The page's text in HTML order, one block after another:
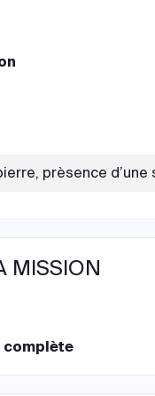
prèsence
MISSION
complète